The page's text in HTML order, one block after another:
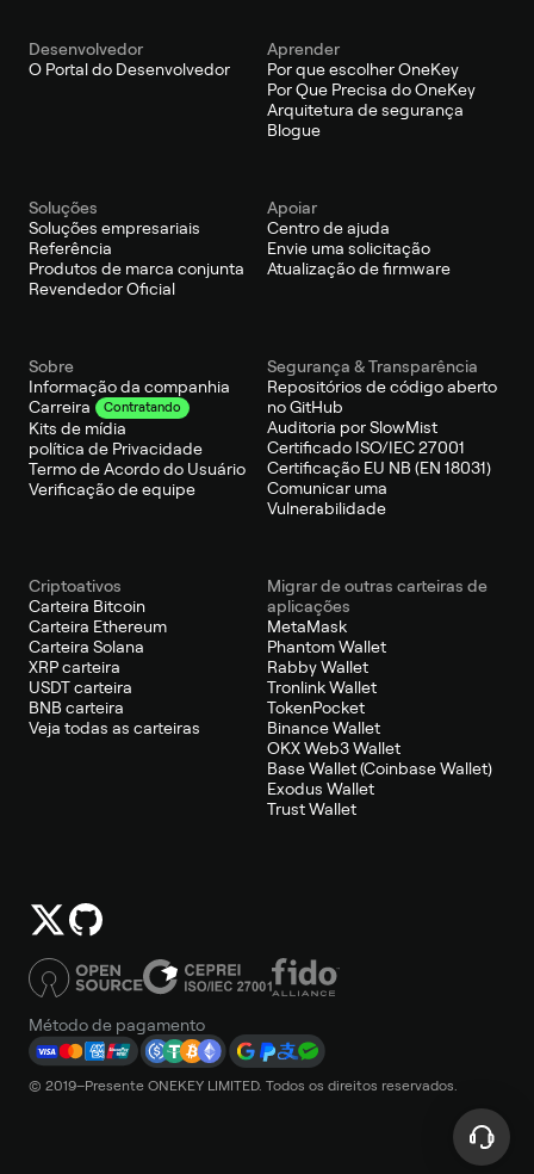
Desenvolvedor
O Portal do Desenvolvedor
Aprender
Por que escolher OneKey
Por Que Precisa do OneKey
Arquitetura de segurança
Blogue
Soluções
Soluções empresariais
Referência
Produtos de marca conjunta
Revendedor Oficial
Apoiar
Centro de ajuda
Envie uma solicitação
Atualização de firmware
Sobre
Informação da companhia
Carreira
Contratando
Kits de mídia
política de Privacidade
Termo de Acordo do Usuário
Verificação de equipe
Segurança & Transparência
Repositórios de código aberto
no GitHub
Auditoria por SlowMist
Certificado ISO/IEC 27001
Certificação EU NB (EN 18031)
Comunicar uma
Vulnerabilidade
Criptoativos
Carteira Bitcoin
Carteira Ethereum
Carteira Solana
XRP carteira
USDT carteira
BNB carteira
Veja todas as carteiras
Migrar de outras carteiras de
aplicações
MetaMask
Phantom Wallet
Rabby Wallet
Tronlink Wallet
TokenPocket
Binance Wallet
OKX Web3 Wallet
Base Wallet (Coinbase Wallet)
Exodus Wallet
Trust Wallet
Método de pagamento
© 2019–Presente ONEKEY LIMITED. Todos os direitos reservados.